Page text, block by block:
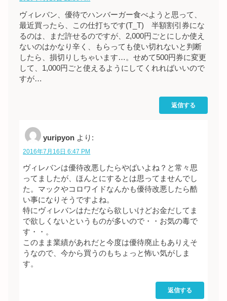
ヴィレバン、優待でハンバーガー食べようと思って、
最近買ったら、この仕打ちです(T_T) 半額割引券にな
るのは、まだ許せるのですが、2,000円ごとにしか使え
ないのはかなり辛く、もらっても使い切れないと判断
したら、損切りしちゃいます…。せめて500円券に変更
して、1,000円ごと使えるようにしてくれればいいので
すが…
返信する
yuripyon より:
2016年7月16日 6:47 PM
ヴィレバンは優待改悪したらやばいよね？と常々思
ってましたが、ほんとにするとは思ってませんでし
た。マックやコロワイドなんかも優待改悪したら酷
い事になりそうですよね。
特にヴィレバンはただなら欲しいけどお金だしてま
で欲しくないというものが多いので・・お気の毒で
す・・。
このまま業績があれだと今度は優待廃止もありえそ
うなので、今から買うのもちょっと怖い気がしま
す。
返信する